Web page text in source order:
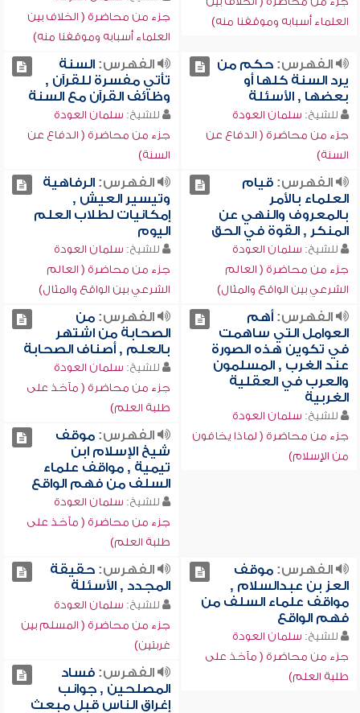
العلماء أسبابه وموقفنا منه)
جزء من محاضرة ( الخلاف بين
العلماء أسبابه وموقفنا منه)
الفهرس:حكم من
يرد السنة كلها أو
بعضها , الأسئلة
للشيخ: سلمان العودة
جزء من محاضرة ( الدفاع عن
السنة)
الفهرس:السنة
تأتي مفسرة للقرآن ,
وظائف القرآن مع السنة
للشيخ: سلمان العودة
جزء من محاضرة ( الدفاع عن
السنة)
الفهرس:قيام
العلماء بالأمر
بالمعروف والنهي عن
المنكر , القوة في الحق
للشيخ: سلمان العودة
جزء من محاضرة ( العالم
الشرعي بين الواقع والمثال)
الفهرس:الرفاهية
وتيسير العيش ,
إمكانيات لطلاب العلم
اليوم
للشيخ: سلمان العودة
جزء من محاضرة ( العالم
الشرعي بين الواقع والمثال)
الفهرس:أهم
العوامل التي ساهمت
في تكوين هذه الصورة
عند الغرب , المسلمون
والعرب في العقلية
الغربية
للشيخ: سلمان العودة
جزء من محاضرة ( لماذا يخافون
من الإسلام)
الفهرس:من
الصحابة من اشتهر
بالعلم , أصناف الصحابة
للشيخ: سلمان العودة
جزء من محاضرة ( مآخذ على
طلبة العلم)
الفهرس:موقف
شيخ الإسلام ابن
تيمية , مواقف علماء
السلف من فهم الواقع
للشيخ: سلمان العودة
جزء من محاضرة ( مآخذ على
طلبة العلم)
الفهرس:موقف
العز بن عبدالسلام ,
مواقف علماء السلف من
فهم الواقع
للشيخ: سلمان العودة
جزء من محاضرة ( مآخذ على
طلبة العلم)
الفهرس:حقيقة
المجدد , الأسئلة
للشيخ: سلمان العودة
جزء من محاضرة ( المسلم بين
غربتين)
الفهرس:فساد
المصلحين , جوانب
إغراق الناس قبل مبعث